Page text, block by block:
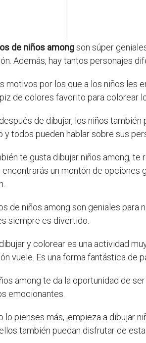
de niños amongson súper
Además, hay tantos personajes
motivos por los que a los niños les
de colores favorito para colorear
de dibujar, los niños
y todos pueden hablar sobre sus
te gusta dibujar niños among,
encontrarás un montón de
de niños among son geniales para
siempre es divertido.
y colorear es una actividad
vuele. Es una forma fantástica de
among te da la oportunidad de
emocionantes.
lo pienses más, ¡empieza a dibujar
también puedan disfrutar de